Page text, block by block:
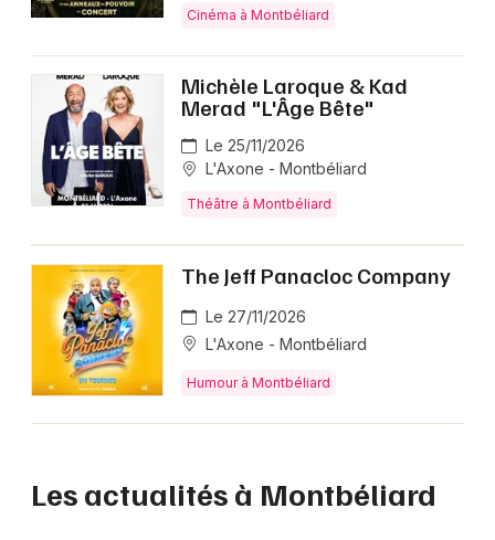
Cinéma à Montbéliard
Michèle Laroque & Kad
Merad "L'Âge Bête"
Le 25/11/2026
L'Axone - Montbéliard
Théâtre à Montbéliard
The Jeff Panacloc Company
Le 27/11/2026
L'Axone - Montbéliard
Humour à Montbéliard
Les actualités à Montbéliard